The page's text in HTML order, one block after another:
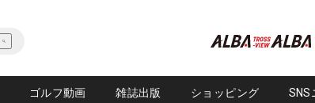
ゴルフ動画 雑誌出版 ショッピング SNS